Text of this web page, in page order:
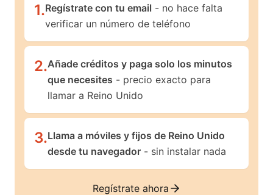
1.Regístrate con tu email - no hace falta
verificar un número de teléfono
2.Añade créditos y paga solo los minutos
que necesites - precio exacto para
llamar a Reino Unido
3.Llama a móviles y fijos de Reino Unido
desde tu navegador - sin instalar nada
Regístrate ahora